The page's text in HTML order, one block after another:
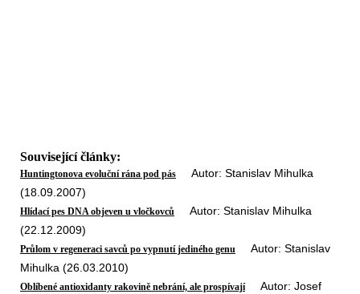
Související články:
Huntingtonova evoluční rána pod pás Autor: Stanislav Mihulka
(18.09.2007)
Hlídací pes DNA objeven u vločkovců Autor: Stanislav Mihulka
(22.12.2009)
Průlom v regeneraci savců po vypnutí jediného genu Autor: Stanislav
Mihulka (26.03.2010)
Oblíbené antioxidanty rakovině nebrání, ale prospívajíAutor: Josef